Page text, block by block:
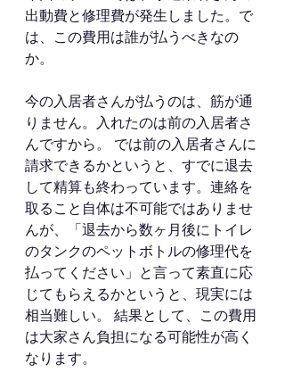
出動費と修理費が発生しました。で
は、この費用は誰が払うべきなの
か。
今の入居者さんが払うのは、筋が通
りません。入れたのは前の入居者さ
んですから。 では前の入居者さんに
請求できるかというと、すでに退去
して精算も終わっています。連絡を
取ること自体は不可能ではありませ
んが、「退去から数ヶ月後にトイレ
のタンクのペットボトルの修理代を
払ってください」と言って素直に応
じてもらえるかというと、現実には
相当難しい。 結果として、この費用
は大家さん負担になる可能性が高く
なります。